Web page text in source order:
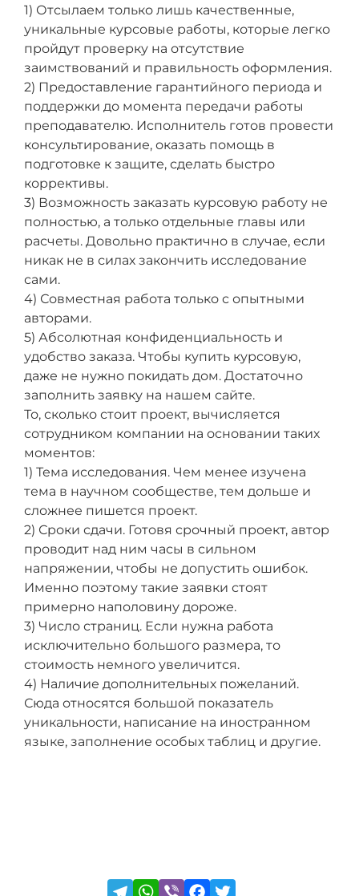
1) Отсылаем только лишь качественные,
уникальные курсовые работы, которые легко
пройдут проверку на отсутствие
заимствований и правильность оформления.
2) Предоставление гарантийного периода и
поддержки до момента передачи работы
преподавателю. Исполнитель готов провести
консультирование, оказать помощь в
подготовке к защите, сделать быстро
коррективы.
3) Возможность заказать курсовую работу не
полностью, а только отдельные главы или
расчеты. Довольно практично в случае, если
никак не в силах закончить исследование
сами.
4) Совместная работа только с опытными
авторами.
5) Абсолютная конфиденциальность и
удобство заказа. Чтобы купить курсовую,
даже не нужно покидать дом. Достаточно
заполнить заявку на нашем сайте.
То, сколько стоит проект, вычисляется
сотрудником компании на основании таких
моментов:
1) Тема исследования. Чем менее изучена
тема в научном сообществе, тем дольше и
сложнее пишется проект.
2) Сроки сдачи. Готовя срочный проект, автор
проводит над ним часы в сильном
напряжении, чтобы не допустить ошибок.
Именно поэтому такие заявки стоят
примерно наполовину дороже.
3) Число страниц. Если нужна работа
исключительно большого размера, то
стоимость немного увеличится.
4) Наличие дополнительных пожеланий.
Сюда относятся большой показатель
уникальности, написание на иностранном
языке, заполнение особых таблиц и другие.